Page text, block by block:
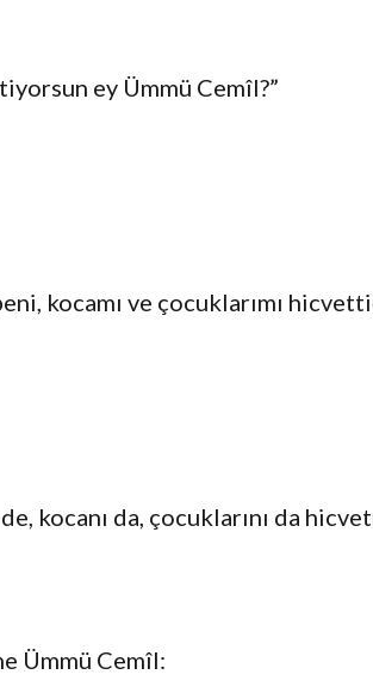
ey Ümmü Cemîl?”
kocamı ve çocuklarımı
kocanı da, çocuklarını da
Ümmü Cemîl: